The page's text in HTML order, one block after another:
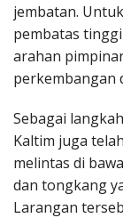
jembatan.
pembatas
arahan
perkembangan
Sebagai
Kaltim juga
melintas di
dan tongkang
Larangan